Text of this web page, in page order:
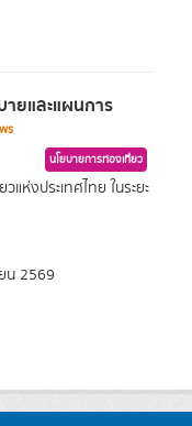
ยและแผนการ
นโยบายการท่องเที่ยว
ห่งประเทศไทย ในระยะ
2569